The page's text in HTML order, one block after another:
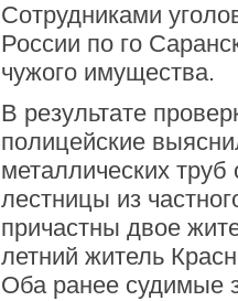
Сотрудниками
России по го
чужого имущества.
В результате
полицейские
металлических
лестницы из
причастны двое
летний житель
Оба ранее судимые